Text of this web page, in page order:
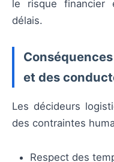
le risque financier
délais.
et des
Les décideurs
des contraintes
Respect des